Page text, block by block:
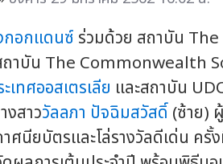
กอกแดนซ์ ร่วมด้วย สถาบัน
ถาบัน The Commonwealth
เทศออสเตรเลีย และสถาบัน
งสาววัลลภา ปัจฉิมสวัสดิ์ (ซ้าย)
ศนียบัตรและโล่รางวัลดีเด่น ค